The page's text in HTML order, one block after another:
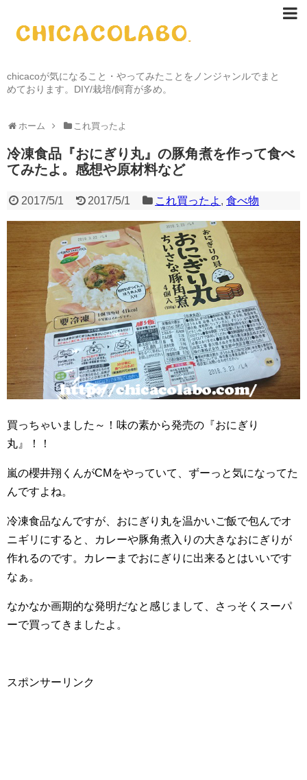
chicacoが気になること・やってみたことをノンジャンルでまと
めております。DIY/栽培/飼育が多め。
ホーム これ買ったよ
冷凍食品『おにぎり丸』の豚角煮を作って食べ
てみたよ。感想や原材料など
2017/5/1 2017/5/1 これ買ったよ ,食べ物
買っちゃいました～！味の素から発売の『おにぎり
丸』！！
嵐の櫻井翔くんがCMをやっていて、ずーっと気になってた
んですよね。
冷凍食品なんですが、おにぎり丸を温かいご飯で包んでオ
ニギリにすると、カレーや豚角煮入りの大きなおにぎりが
作れるのです。カレーまでおにぎりに出来るとはいいです
なぁ。
なかなか画期的な発明だなと感じまして、さっそくスーパ
ーで買ってきましたよ。
スポンサーリンク